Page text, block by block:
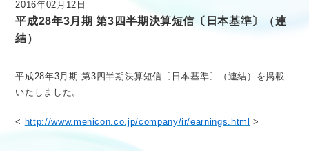
ニュース
採用情報
医療従事者向け情報
2016年02月12日
平成28年3月期 第3四半期決算短信〔日本基準〕（連
結）
平成28年3月期 第3四半期決算短信〔日本基準〕（連結）を掲載
いたしました。
< http://www.menicon.co.jp/company/ir/earnings.html >